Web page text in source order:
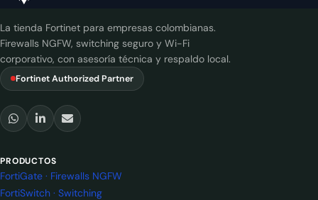
La tienda Fortinet para empresas colombianas.
Firewalls NGFW, switching seguro y Wi-Fi
corporativo, con asesoría técnica y respaldo local.
Fortinet Authorized Partner
PRODUCTOS
FortiGate · Firewalls NGFW
FortiSwitch · Switching